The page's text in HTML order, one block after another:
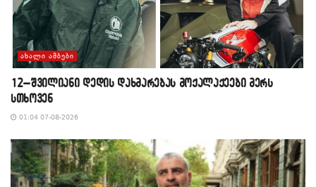
ᲐᲮᲐᲚᲘ ᲐᲛᲑᲔᲑᲘ
12–შვილიანი დედის დახმარებას მოქალაქეები მერს
სთხოვენ
01:04 07-08-2026